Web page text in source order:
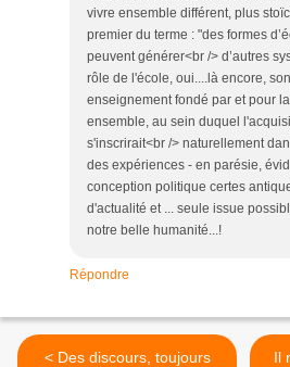
vivre ensemble différent, plus
premier du terme : "des formes
peuvent générer<br /> d’autres
rôle de l'école, oui....là encore,
enseignement fondé par et pour
ensemble, au sein duquel
s'inscrirait<br /> naturellement
des expériences - en parésie,
conception politique certes
d'actualité et ... seule issue
notre belle humanité...!
Répondre
< Des discours, toujours
Il